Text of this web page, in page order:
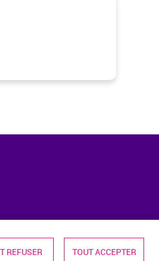
REFUSER TOUT ACCEPTER